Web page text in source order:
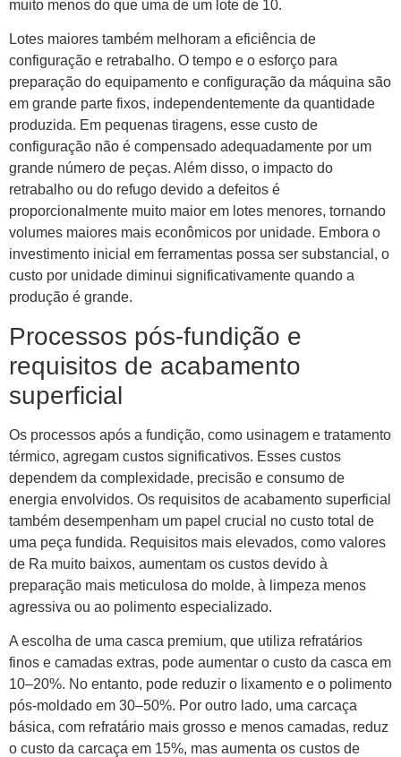
muito menos do que uma de um lote de 10.
Lotes maiores também melhoram a eficiência de
configuração e retrabalho. O tempo e o esforço para
preparação do equipamento e configuração da máquina são
em grande parte fixos, independentemente da quantidade
produzida. Em pequenas tiragens, esse custo de
configuração não é compensado adequadamente por um
grande número de peças. Além disso, o impacto do
retrabalho ou do refugo devido a defeitos é
proporcionalmente muito maior em lotes menores, tornando
volumes maiores mais econômicos por unidade. Embora o
investimento inicial em ferramentas possa ser substancial, o
custo por unidade diminui significativamente quando a
produção é grande.
Processos pós-fundição e
requisitos de acabamento
superficial
Os processos após a fundição, como usinagem e tratamento
térmico, agregam custos significativos. Esses custos
dependem da complexidade, precisão e consumo de
energia envolvidos. Os requisitos de acabamento superficial
também desempenham um papel crucial no custo total de
uma peça fundida. Requisitos mais elevados, como valores
de Ra muito baixos, aumentam os custos devido à
preparação mais meticulosa do molde, à limpeza menos
agressiva ou ao polimento especializado.
A escolha de uma casca premium, que utiliza refratários
finos e camadas extras, pode aumentar o custo da casca em
10–20%. No entanto, pode reduzir o lixamento e o polimento
pós-moldado em 30–50%. Por outro lado, uma carcaça
básica, com refratário mais grosso e menos camadas, reduz
o custo da carcaça em 15%, mas aumenta os custos de